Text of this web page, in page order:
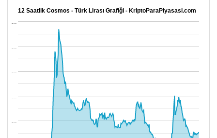
12 Saatlik Cosmos - Türk Lirası Grafiği - KriptoParaPiyasasi.com
…
…
…